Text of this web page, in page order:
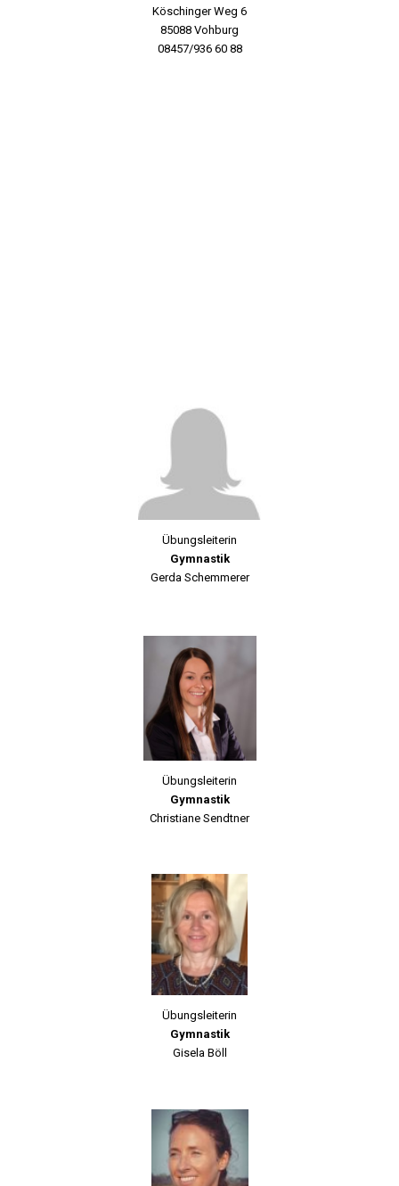
Köschinger Weg 6
85088 Vohburg
08457/936 60 88
Übungsleiterin
Gymnastik
Gerda Schemmerer
Übungsleiterin
Gymnastik
Christiane Sendtner
Übungsleiterin
Gymnastik
Gisela Böll